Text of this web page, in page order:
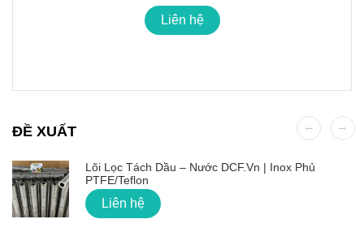
Liên hệ
ĐỀ XUẤT
Lõi Lọc Tách Dầu – Nước DCF.vn | Inox Phủ
PTFE/Teflon
Liên hệ